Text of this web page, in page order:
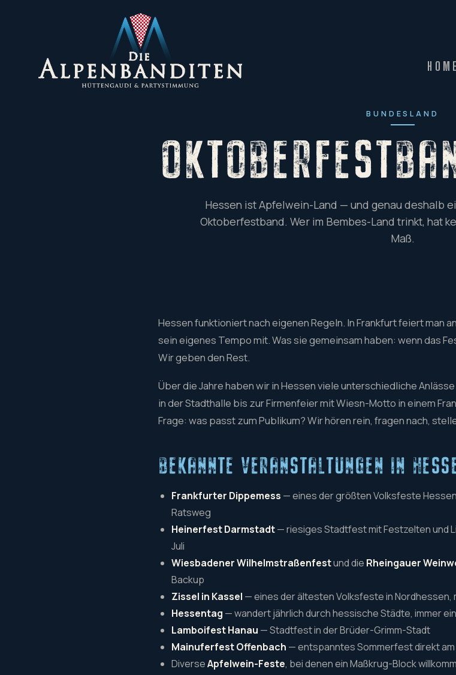
HOME
BUNDESLAND
Hessen ist Apfelwein-Land — und genau deshalb
Oktoberfestband. Wer im Bembes-Land trinkt, hat
Maß.
Hessen funktioniert nach eigenen Regeln. In Frankfurt feiert man
sein eigenes Tempo mit. Was sie gemeinsam haben: wenn das
Wir geben den Rest.
Über die Jahre haben wir in Hessen viele unterschiedliche
in der Stadthalle bis zur Firmenfeier mit Wiesn-Motto in einem
Frage: was passt zum Publikum? Wir hören rein, fragen nach,
BEKANNTE VERANSTALTUNGEN IN
Frankfurter Dippemess — eines der größten Volksfeste
Ratsweg
Heinerfest Darmstadt— riesiges Stadtfest mit Festzelten und
Juli
Wiesbadener Wilhelmstraßenfestund die Rheingauer
Backup
Zissel in Kassel — eines der ältesten Volksfeste in Nordhessen,
Hessentag — wandert jährlich durch hessische Städte, immer
Lamboifest Hanau — Stadtfest in der Brüder-Grimm-Stadt
Mainuferfest Offenbach — entspanntes Sommerfest direkt
DiverseApfelwein-Feste, bei denen ein Maßkrug-Block